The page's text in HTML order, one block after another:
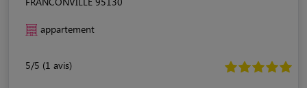
appartement
5/5 (1 avis)